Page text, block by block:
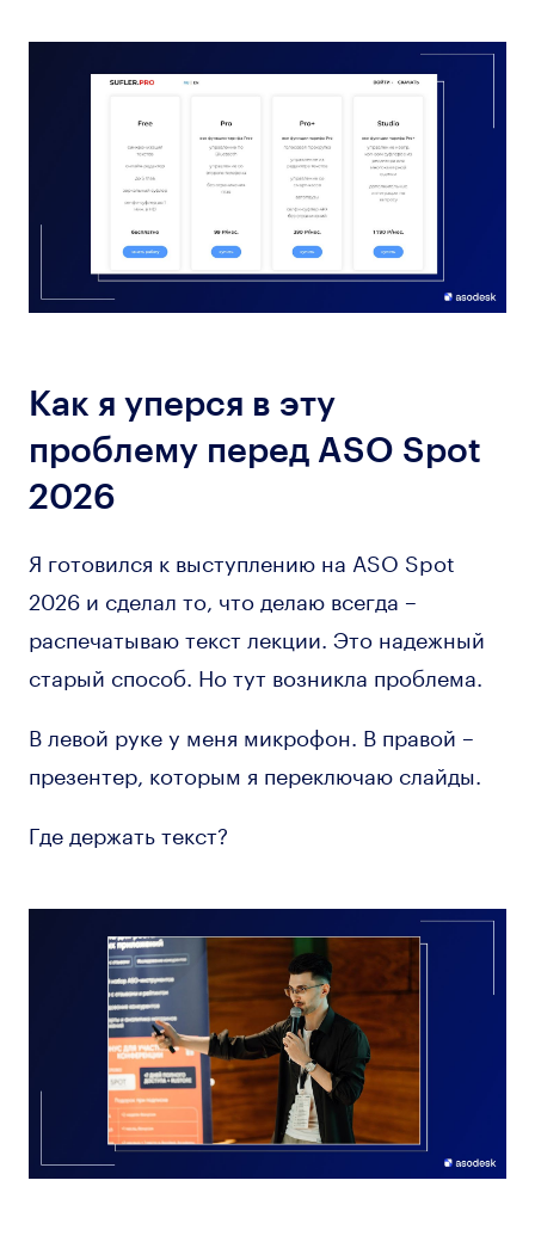
Как я уперся в эту
проблему перед ASO Spot
2026
Я готовился к выступлению на ASO Spot
2026 и сделал то, что делаю всегда –
распечатываю текст лекции. Это надежный
старый способ. Но тут возникла проблема.
В левой руке у меня микрофон. В правой –
презентер, которым я переключаю слайды.
Где держать текст?